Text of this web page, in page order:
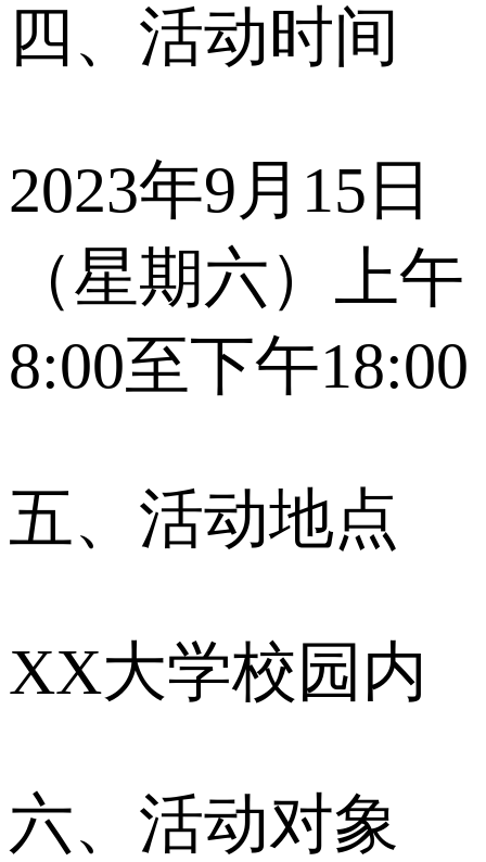
四、活动时间
2023年9月15日
（星期六）上午
8:00至下午18:00
五、活动地点
XX大学校园内
六、活动对象